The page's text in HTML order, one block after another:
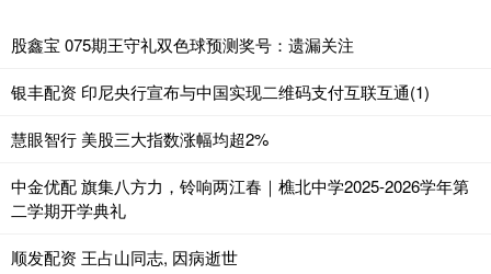
股鑫宝 075期王守礼双色球预测奖号：遗漏关注
银丰配资 印尼央行宣布与中国实现二维码支付互联互通(1)
慧眼智行 美股三大指数涨幅均超2%
中金优配 旗集八方力，铃响两江春｜樵北中学2025-2026学年第
二学期开学典礼
顺发配资 王占山同志, 因病逝世